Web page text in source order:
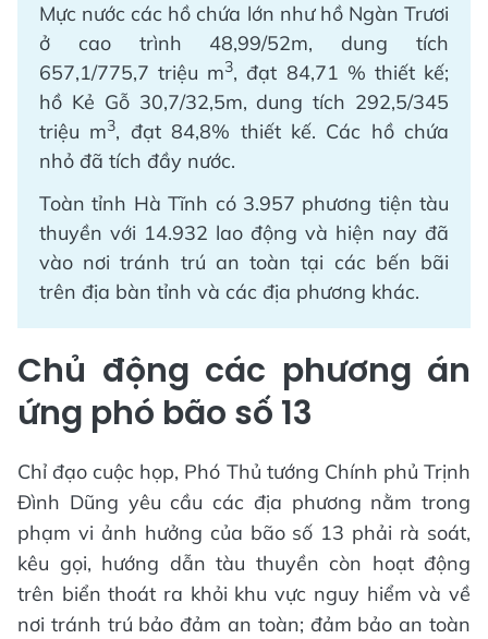
Mực nước các hồ chứa lớn như hồ Ngàn Trươi
ở cao trình 48,99/52m, dung tích
657,1/775,7 triệu m3, đạt 84,71 % thiết kế;
hồ Kẻ Gỗ 30,7/32,5m, dung tích 292,5/345
triệu m3, đạt 84,8% thiết kế. Các hồ chứa
nhỏ đã tích đầy nước.
Toàn tỉnh Hà Tĩnh có 3.957 phương tiện tàu
thuyền với 14.932 lao động và hiện nay đã
vào nơi tránh trú an toàn tại các bến bãi
trên địa bàn tỉnh và các địa phương khác.
Chủ động các phương án
ứng phó bão số 13
Chỉ đạo cuộc họp, Phó Thủ tướng Chính phủ Trịnh
Đình Dũng yêu cầu các địa phương nằm trong
phạm vi ảnh hưởng của bão số 13 phải rà soát,
kêu gọi, hướng dẫn tàu thuyền còn hoạt động
trên biển thoát ra khỏi khu vực nguy hiểm và về
nơi tránh trú bảo đảm an toàn; đảm bảo an toàn